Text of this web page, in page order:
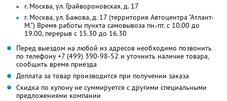
г. Москва, ул. Грайвороновская, д. 17
г. Москва, ул. Бажова, д. 17 (территория Автоцентра "Атлант-
М.") Время работы пункта самовывоза пн.-пт. с 10.00 до
19.00, перерыв с 15.30 до 16.30
Перед выездом на любой из адресов необходимо позвонить
по телефону +7 (499) 390-98-52 и уточнить наличие товара,
сообщить время приезда
Доплата за товар производится при получении заказа
Скидка по купону не суммируется с другими специальными
предложениями компании